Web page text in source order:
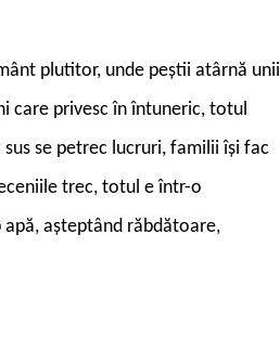
plutitor, unde peștii atârnă unii
care privesc în întuneric, totul
se petrec lucruri, familii își fac
trec, totul e într-o
așteptând răbdătoare,